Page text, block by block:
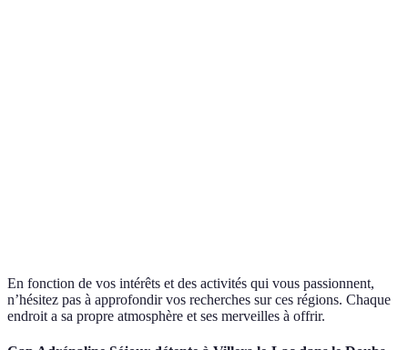
En fonction de vos intérêts et des activités qui vous passionnent,
n’hésitez pas à approfondir vos recherches sur ces régions. Chaque
endroit a sa propre atmosphère et ses merveilles à offrir.